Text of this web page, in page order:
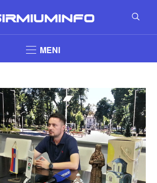
MENI